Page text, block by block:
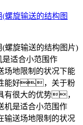
螺旋输送的结构图
螺旋输送的结构图片)
适合小范围作
地限制的状况下能
能好，关于粉
有很大的优势，
机是适合小范围作
送场地限制的状况